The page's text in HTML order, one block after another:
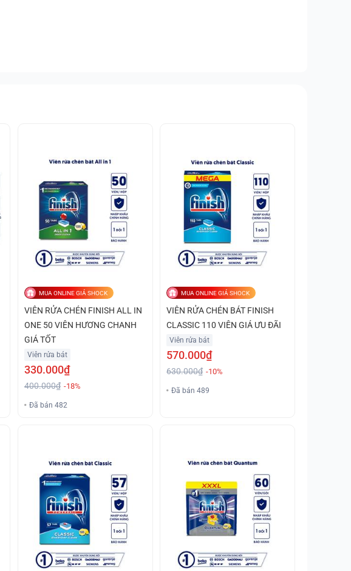
MUA ONLINE GIÁ SHOCK
VIÊN RỬA CHÉN FINISH ALL IN
ONE 50 VIÊN HƯƠNG CHANH
GIÁ TỐT
Viên rửa bát
330.000₫
400.000₫ -18%
Đã bán 482
MUA ONLINE GIÁ SHOCK
VIÊN RỬA CHÉN BÁT FINISH
CLASSIC 110 VIÊN GIÁ ƯU ĐÃI
Viên rửa bát
570.000₫
630.000₫ -10%
Đã bán 489